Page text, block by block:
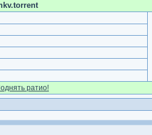
ратио!